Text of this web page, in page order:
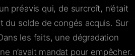
préavis qui, de surcroît, n’était
du solde de congés acquis. Sur
les faits, une dégradation
n’avait mandat pour empêcher.